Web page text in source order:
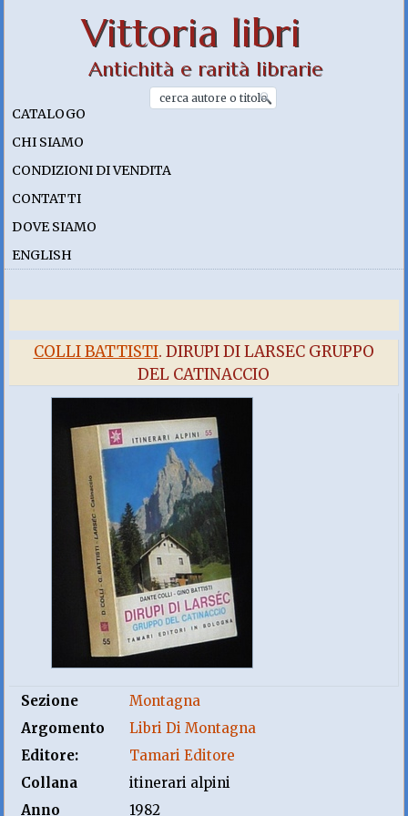
Vittoria libri
Antichità e rarità librarie
CATALOGO
CHI SIAMO
CONDIZIONI DI VENDITA
CONTATTI
DOVE SIAMO
ENGLISH
COLLI BATTISTI. DIRUPI DI LARSEC GRUPPO
DEL CATINACCIO
Sezione
Montagna
Argomento
Libri Di Montagna
Editore:
Tamari Editore
Collana
itinerari alpini
Anno
1982